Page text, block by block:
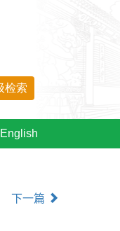
English
下一篇